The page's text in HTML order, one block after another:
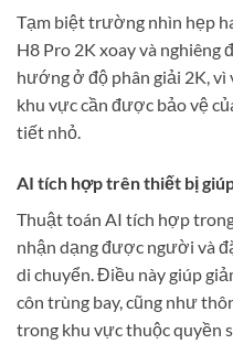
Tạm biệt trường nhìn hẹp
H8 Pro 2K xoay và
hướng ở độ phân giải 2K, vì
khu vực cần được bảo vệ
tiết nhỏ.
AI tích hợp trên thiết bị
Thuật toán AI tích hợp
nhận dạng được người và
di chuyển. Điều này giúp
côn trùng bay, cũng như
trong khu vực thuộc quyền